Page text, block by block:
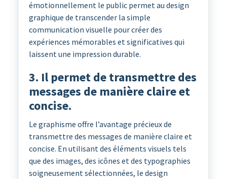
émotionnellement le public permet au design
graphique de transcender la simple
communication visuelle pour créer des
expériences mémorables et significatives qui
laissent une impression durable.
3. Il permet de transmettre des
messages de manière claire et
concise.
Le graphisme offre l’avantage précieux de
transmettre des messages de manière claire et
concise. En utilisant des éléments visuels tels
que des images, des icônes et des typographies
soigneusement sélectionnées, le design